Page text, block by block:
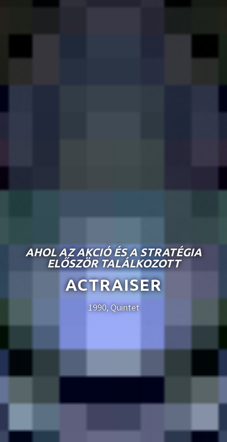
AHOL AZ AKCIÓ ÉS A STRATÉGIA
ELŐSZÖR TALÁLKOZOTT
ACTRAISER
1990, Quintet